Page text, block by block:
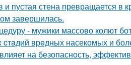
пустая стена превращается в
завершилась.
- мужики массово колют
врeдных насекомых и
на безопасность,